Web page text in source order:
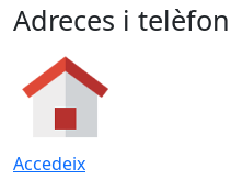
Adreces i
Accedeix